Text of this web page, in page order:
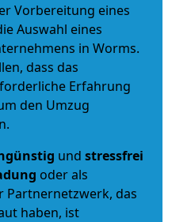
Vorbereitung eines
Auswahl eines
in Worms.
dass das
Erfahrung
den Umzug
und stressfrei
oder als
Partnernetzwerk, das
haben, ist